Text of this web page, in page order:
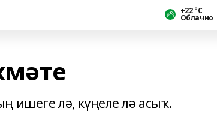
+22 °С
Облачно
ишеге лә, күңеле лә асыҡ.